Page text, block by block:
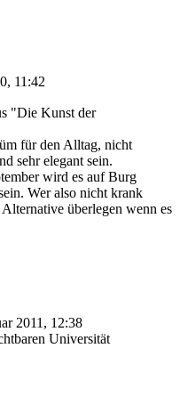
11:42
"Die Kunst der
für den Alltag, nicht
sehr elegant sein.
wird es auf Burg
Wer also nicht krank
überlegen wenn es
2011, 12:38
Universität